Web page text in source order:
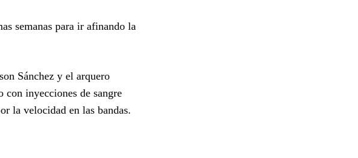
semanas para ir afinando la
Sánchez y el arquero
con inyecciones de sangre
la velocidad en las bandas.